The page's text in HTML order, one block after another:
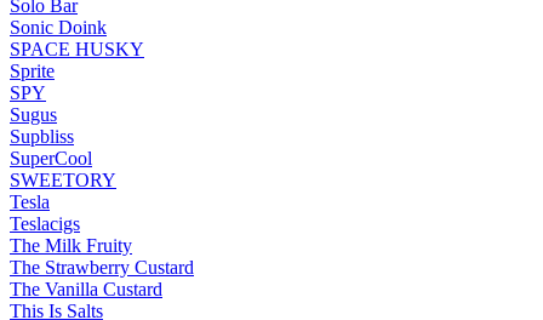
Solo Bar
Sonic Doink
SPACE HUSKY
Sprite
SPY
Sugus
Supbliss
SuperCool
SWEETORY
Tesla
Teslacigs
The Milk Fruity
The Strawberry Custard
The Vanilla Custard
This Is Salts